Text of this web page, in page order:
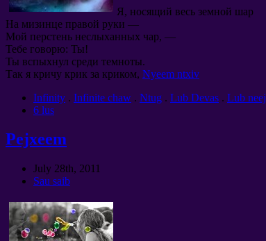
Я, носящий весь земной шар
На мизинце правой руки —
Мой перстень неслыханных чар, —
Тебе говорю: Ты!
Ты вспыхнул среди темноты.
Так я кричу крик за криком, Nyeem ntxiv
Infinity . Infinite chaw . Ntug . Lub Devas . Lub neej
6 lus
Pejxeem
July 28th, 2011
Sau saib